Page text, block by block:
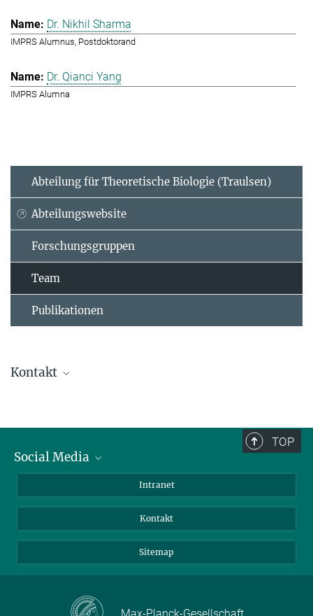
Dr. Nikhil Sharma
IMPRS Alumnus, Postdoktorand
Dr. Qianci Yang
IMPRS Alumna
Abteilung für Theoretische Biologie (Traulsen)
Abteilungswebsite
Forschungsgruppen
Team
Publikationen
Kontakt
+49 4522 763-260
Assistenz der Abteilung
TOP
Social Media
LinkedIn
Intranet
Kontakt
Sitemap
Max-Planck-Gesellschaft